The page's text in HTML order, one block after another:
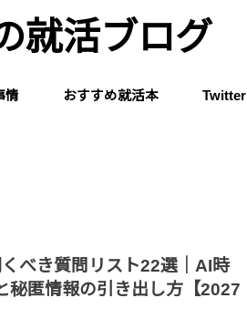
就活ブログ
情 おすすめ就活本 Twitter
べき質問リスト22選｜AI時
秘匿情報の引き出し方【2027